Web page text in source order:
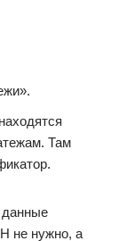
Там
данные
не нужно, а